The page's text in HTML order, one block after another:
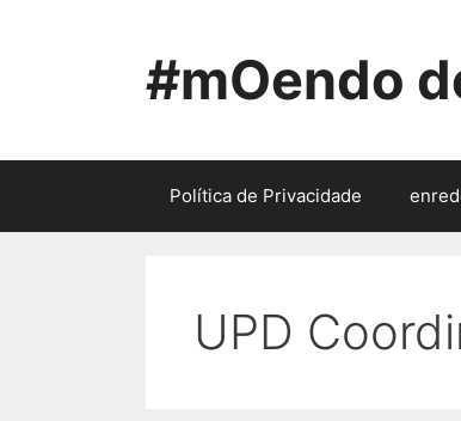
#mOendo
Política de Privacidade
UPD